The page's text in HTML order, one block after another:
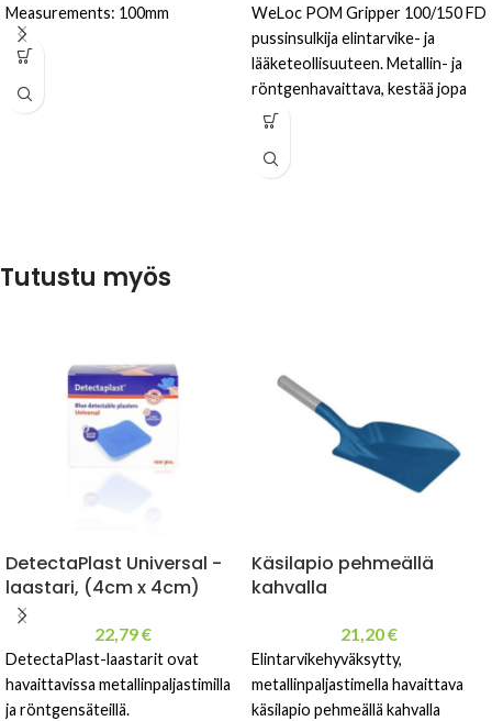
Measurements: 100mm
WeLoc POM Gripper 100/150 FD
pussinsulkija elintarvike- ja
lääketeollisuuteen. Metallin- ja
röntgenhavaittava, kestää jopa
−50 °C.
Tutustu myös
DetectaPlast Universal -
laastari, (4cm x 4cm)
22,79€
DetectaPlast-laastarit ovat
havaittavissa metallinpaljastimilla
ja röntgensäteillä.
Käsilapio pehmeällä
kahvalla
21,20€
Elintarvikehyväksytty,
metallinpaljastimella havaittava
käsilapio pehmeällä kahvalla